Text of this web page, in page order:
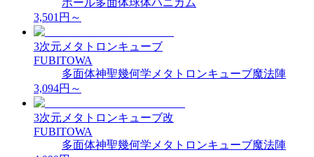
ボール多面体球体ハニカム
3,501 円～
3次元メタトロンキューブ
FUBITOWA
多面体神聖幾何学 メタトロンキューブ魔法陣
3,094円～
3次元メタトロンキューブ改
FUBITOWA
多面体神聖幾何学 メタトロンキューブ魔法陣